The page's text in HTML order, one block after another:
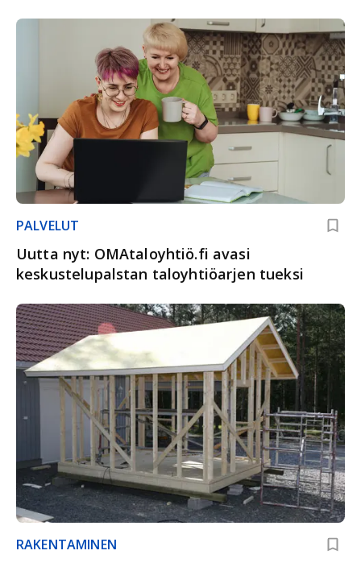
PALVELUT
Uutta nyt: OMAtaloyhtiö.fi avasi
keskustelupalstan taloyhtiöarjen tueksi
RAKENTAMINEN